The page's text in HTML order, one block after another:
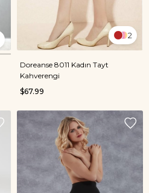
2
Doreanse 8011 Kadın Tayt
Kahverengi
$67.99